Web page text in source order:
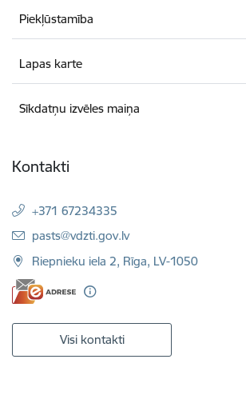
Piekļūstamība
Lapas karte
Sīkdatņu izvēles maiņa
Kontakti
+371 67234335
E-pasts:
pasts@vdzti.gov.lv
Riepnieku iela 2, Rīga, LV-1050
Visi kontakti